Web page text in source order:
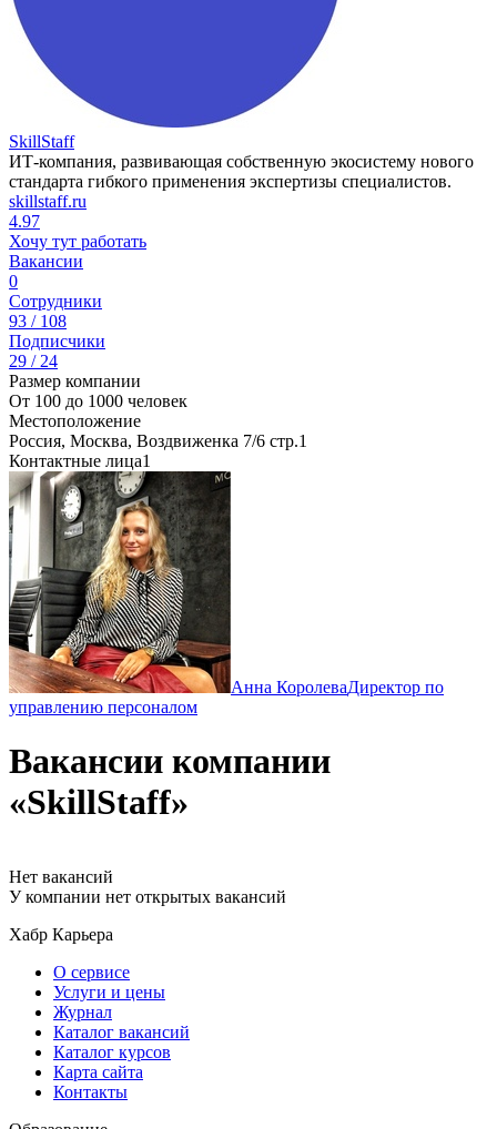
SkillStaff
ИТ-компания, развивающая собственную экосистему нового
стандарта гибкого применения экспертизы специалистов.
skillstaff.ru
4.97
Хочу тут работать
Вакансии
0
Сотрудники
93 / 108
Подписчики
29 / 24
Размер компании
От 100 до 1000 человек
Местоположение
Россия, Москва, Воздвиженка 7/6 стр.1
Контактные лица1
Анна КоролеваДиректор по
управлению персоналом
Вакансии компании
«SkillStaff»
Нет вакансий
У компании нет открытых вакансий
Хабр Карьера
О сервисе
Услуги и цены
Журнал
Каталог вакансий
Каталог курсов
Карта сайта
Контакты